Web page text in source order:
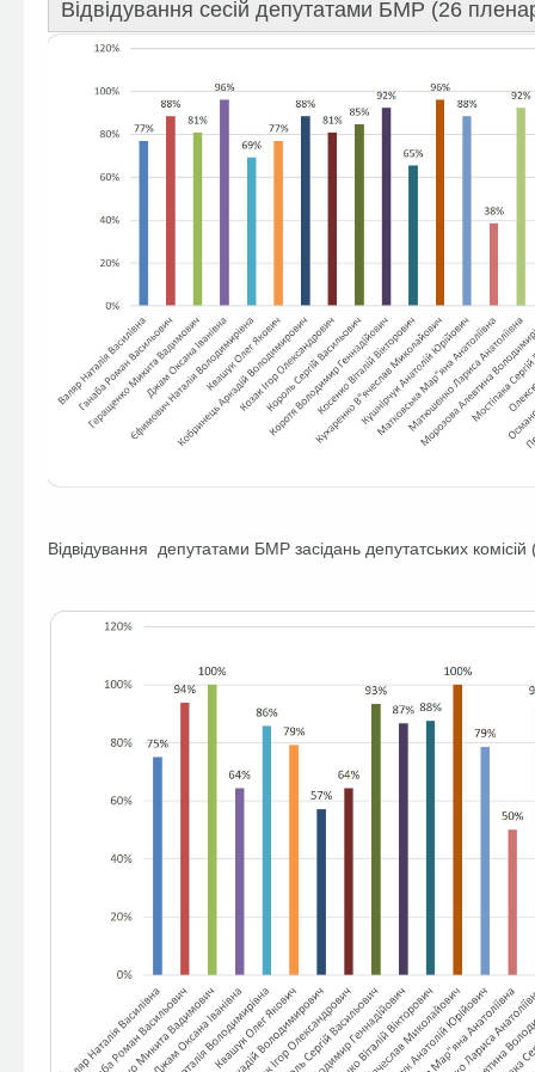
Відвідування сесій депутатами БМР (26
Відвідування депутатами БМР засідань депутатських